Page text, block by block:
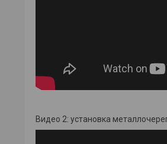
Видео 2: установка